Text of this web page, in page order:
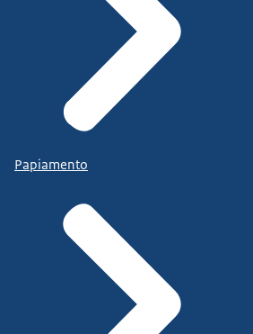
Papiamento